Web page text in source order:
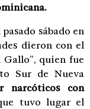
sábado en
dieron con el
Gallo”, quien fue
Sur de Nueva
narcóticos con
tuvo lugar el